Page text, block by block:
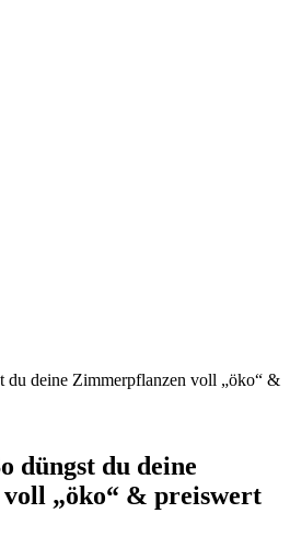
düngst du deine
„öko“ & preiswert